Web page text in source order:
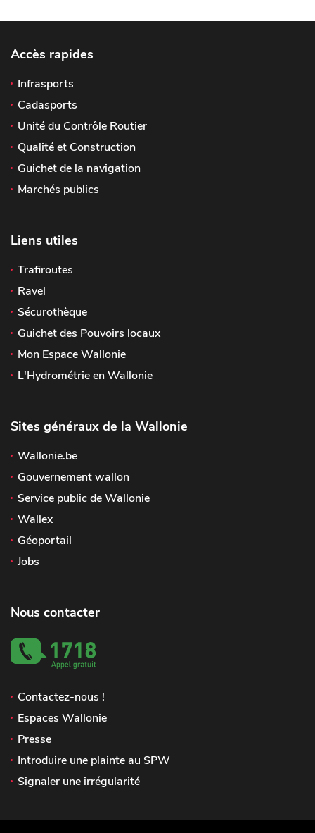
Accès rapides
Infrasports
Cadasports
Unité du Contrôle Routier
Qualité et Construction
Guichet de la navigation
Marchés publics
Liens utiles
Trafiroutes
Ravel
Sécurothèque
Guichet des Pouvoirs locaux
Mon Espace Wallonie
L'Hydrométrie en Wallonie
Sites généraux de la Wallonie
Wallonie.be
Gouvernement wallon
Service public de Wallonie
Wallex
Géoportail
Jobs
Nous contacter
Contactez-nous !
Espaces Wallonie
Presse
Introduire une plainte au SPW
Signaler une irrégularité